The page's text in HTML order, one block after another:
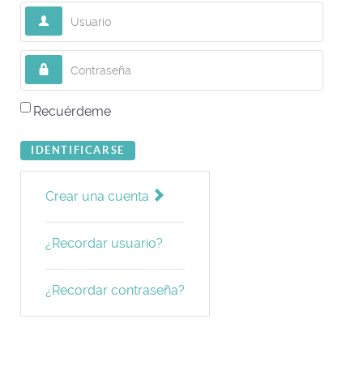
Contraseña
Recuérdeme
IDENTIFICARSE
Crear una cuenta
¿Recordar usuario?
¿Recordar contraseña?